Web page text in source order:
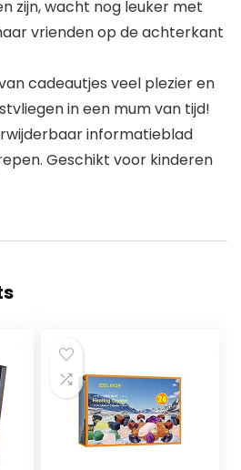
zijn, wacht nog leuker met
vrienden op de achterkant
cadeautjes veel plezier en
in een mum van tijd!
informatieblad
Geschikt voor kinderen